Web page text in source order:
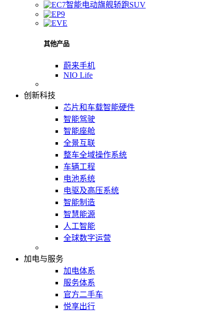
智能电动旗舰轿跑SUV
其他产品
蔚来手机
NIO Life
创新科技
芯片和车载智能硬件
智能驾驶
智能座舱
全景互联
整车全域操作系统
车辆工程
电池系统
电驱及高压系统
智能制造
智慧能源
人工智能
全球数字运营
加电与服务
加电体系
服务体系
官方二手车
悦享出行